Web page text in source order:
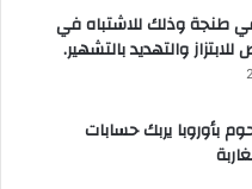
طنجة وذلك للاشتباه في
والتهديد بالتشهير.
بأوروبا يربك حسابات